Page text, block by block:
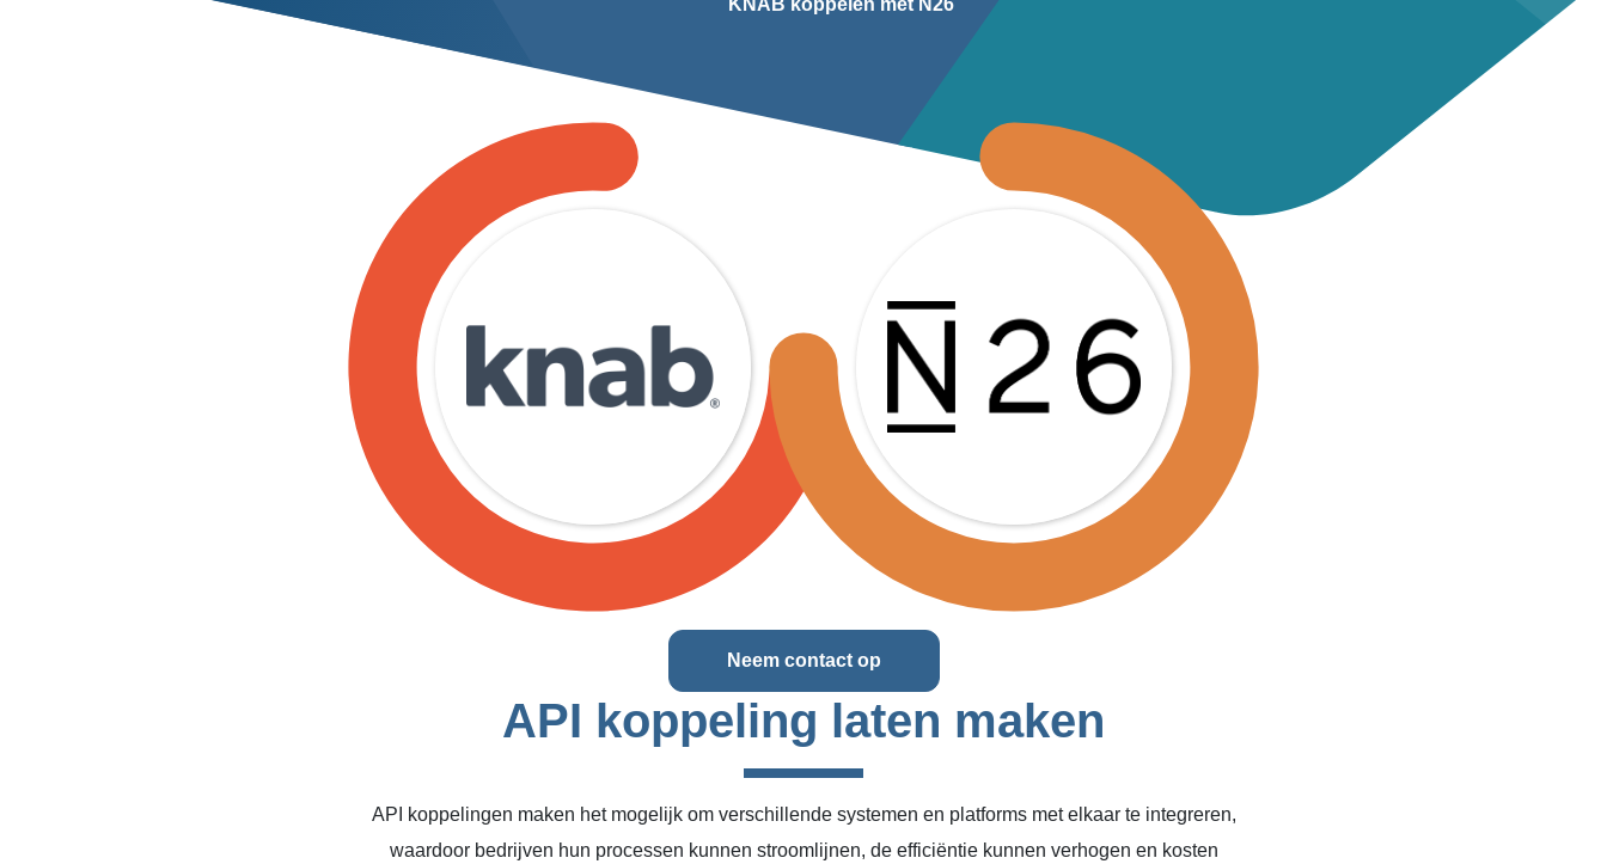
KNAB koppelen met N26
Neem contact op
API koppeling laten maken
API koppelingen maken het mogelijk om verschillende systemen en platforms met elkaar te integreren,
waardoor bedrijven hun processen kunnen stroomlijnen, de efficiëntie kunnen verhogen en kosten